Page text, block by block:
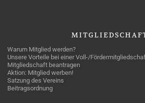
Warum Mitglied werden?
Unsere Vorteile bei einer Voll-/
Mitgliedschaft beantragen
Aktion: Mitglied werben!
Satzung des Vereins
Beitragsordnung